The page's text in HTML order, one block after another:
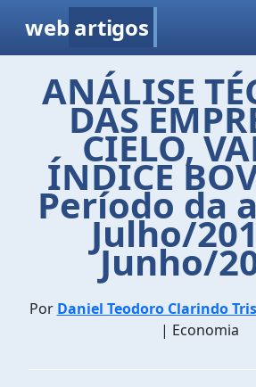
web artigos
ANÁLISE
DAS
CIELO,
ÍNDICE
Período da
Julho/
Junho/
Por Daniel Teodoro Clarindo
| Economia